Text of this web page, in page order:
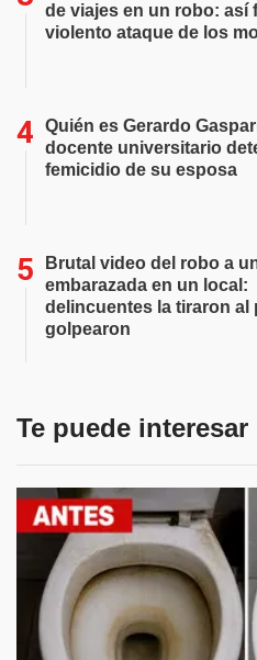
de viajes en un robo: así
violento ataque de los
Quién es Gerardo
docente universitario
femicidio de su esposa
Brutal video del robo a
embarazada en un local:
delincuentes la tiraron al
golpearon
Te puede interesar